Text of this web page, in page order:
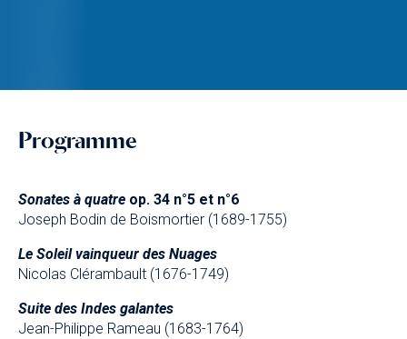
Programme
Sonates à quatre op. 34 n°5 et n°6
Joseph Bodin de Boismortier (1689-1755)
Le Soleil vainqueur des Nuages
Nicolas Clérambault (1676-1749)
Suite des Indes galantes
Jean-Philippe Rameau (1683-1764)